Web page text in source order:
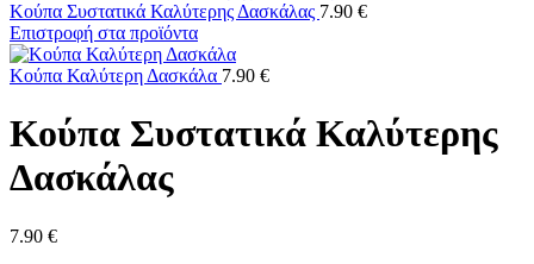
Κούπα Συστατικά Καλύτερης Δασκάλας 7.90 €
Επιστροφή στα προϊόντα
Κούπα Καλύτερη Δασκάλα 7.90 €
Κούπα Συστατικά Καλύτερης
Δασκάλας
7.90 €